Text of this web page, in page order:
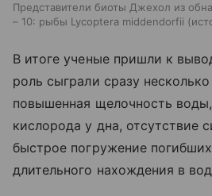
Представители биоты Джехол из
– 10: рыбы Lycoptera middendorfii
В итоге ученые пришли к
роль сыграли сразу
повышенная щелочность
кислорода у дна, отсутствие
быстрое погружение
длительного нахождения в